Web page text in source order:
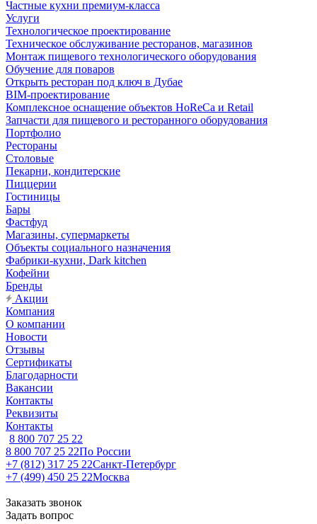
Частные кухни премиум-класса
Услуги
Технологическое проектирование
Техническое обслуживание ресторанов, магазинов
Монтаж пищевого технологического оборудования
Обучение для поваров
Открыть ресторан под ключ в Дубае
BIM-проектирование
Комплексное оснащение объектов HoReCa и Retail
Запчасти для пищевого и ресторанного оборудования
Портфолио
Рестораны
Столовые
Пекарни, кондитерские
Пиццерии
Гостиницы
Бары
Фастфуд
Магазины, супермаркеты
Объекты социального назначения
Фабрики-кухни, Dark kitchen
Кофейни
Бренды
Акции
Компания
О компании
Новости
Отзывы
Сертификаты
Благодарности
Вакансии
Контакты
Реквизиты
Контакты
8 800 707 25 22
8 800 707 25 22По России
+7 (812) 317 25 22Санкт-Петербург
+7 (499) 450 25 22Москва
Заказать звонок
Задать вопрос